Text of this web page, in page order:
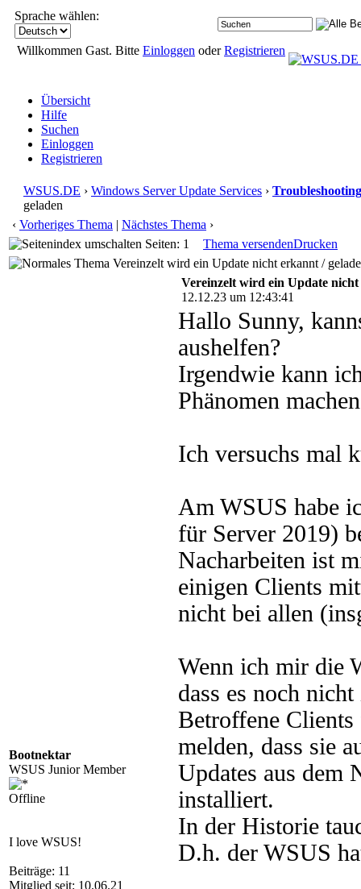
Sprache wählen:
Willkommen Gast. Bitte Einloggen oderRegistrieren
Übersicht
Hilfe
Suchen
Einloggen
Registrieren
WSUS.DE › Windows Server Update Services › Troubleshooting
geladen
‹ Vorheriges Thema | Nächstes Thema ›
Seiten: 1
Thema versendenDrucken
Vereinzelt wird ein Update nicht erkannt /
Bootnektar
WSUS Junior Member
Offline
I love WSUS!
Beiträge: 11
Mitglied seit: 10.06.21
Vereinzelt wird ein Update
12.12.23 um 12:43:41
Hallo Sunny,
aushelfen?
Irgendwie kann
Phänomen
Ich versuchs mal
Am WSUS habe
für Server 2019)
Nacharbeiten ist
einigen Clients
nicht bei allen
Wenn ich mir die
dass es noch
Betroffene Clients
melden, dass sie
Updates aus dem
installiert.
In der Historie
D.h. der WSUS